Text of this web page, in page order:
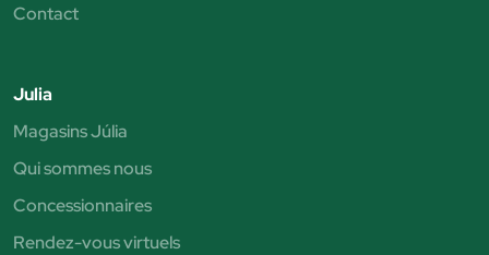
Contact
Julia
Magasins Júlia
Qui sommes nous
Concessionnaires
Rendez-vous virtuels